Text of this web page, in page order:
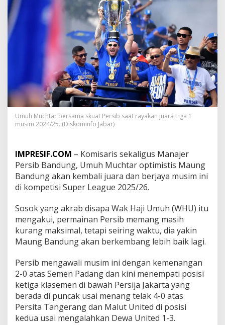
n
M
a
l
u
t
U
t
e
d
G
a
,
t
a
p
i
a
k
H
a
U
m
u
h
Y
a
k
Umuh Muchtar bersama skuat Persib saat rayakan juara Liga 1
musim 2024/25. (Diskominfo Jabar)
IMPRESIF.COM – Komisaris sekaligus Manajer
Persib Bandung, Umuh Muchtar optimistis Maung
Bandung akan kembali juara dan berjaya musim ini
di kompetisi Super League 2025/26.
Sosok yang akrab disapa Wak Haji Umuh (WHU) itu
mengakui, permainan Persib memang masih
kurang maksimal, tetapi seiring waktu, dia yakin
Maung Bandung akan berkembang lebih baik lagi.
Persib mengawali musim ini dengan kemenangan
2-0 atas Semen Padang dan kini menempati posisi
ketiga klasemen di bawah Persija Jakarta yang
berada di puncak usai menang telak 4-0 atas
Persita Tangerang dan Malut United di posisi
kedua usai mengalahkan Dewa United 1-3.